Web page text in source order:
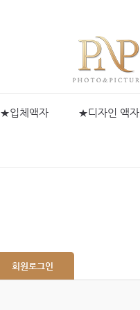
★입체액자 ★디자인 액자
회원로그인